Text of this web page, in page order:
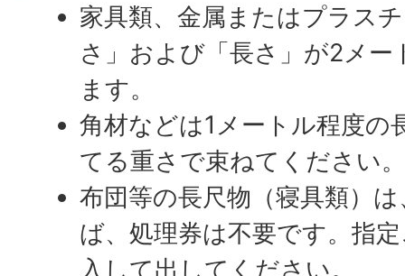
家具類、金属またはプラス
さ」および「長さ」が2メ
ます。
角材などは1メートル程度の
てる重さで束ねてください
布団等の長尺物（寝具類）
ば、処理券は不要です。指
入して出してください。